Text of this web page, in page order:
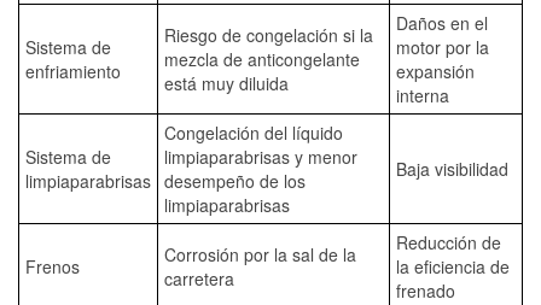
Sistema de
enfriamiento
Riesgo de congelación si la
mezcla de anticongelante
está muy diluida
Daños en el
motor por la
expansión
interna
Sistema de
limpiaparabrisas
Congelación del líquido
limpiaparabrisas y menor
desempeño de los
limpiaparabrisas
Baja visibilidad
Frenos
Corrosión por la sal de la
carretera
Reducción de
la eficiencia de
frenado